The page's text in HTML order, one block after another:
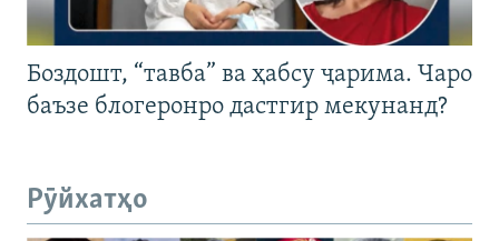
Боздошт, “тавба” ва ҳабсу ҷарима. Чаро
баъзе блогеронро дастгир мекунанд?
Рӯйхатҳо